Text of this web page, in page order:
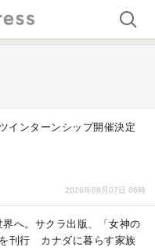
インターンシップ開催決定
2026年08月07日 06時
へ。サクラ出版、「女神の
刊行 カナダに暮らす家族